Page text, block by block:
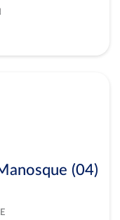
(04)